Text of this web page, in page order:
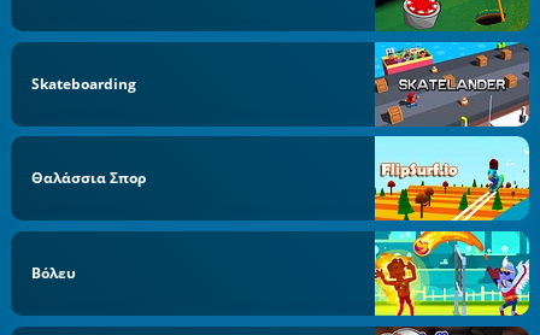
Skateboarding
Θαλάσσια Σπορ
Βόλευ